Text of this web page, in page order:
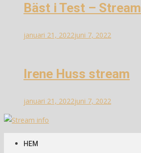
Bäst i Test – Stream
januari 21, 2022juni 7, 2022
Irene Huss stream
januari 21, 2022juni 7, 2022
Stream info
Information om streams
HEM